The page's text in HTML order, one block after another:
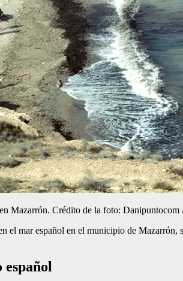
Mazarrón. Crédito de la foto:
el mar español en el municipio de